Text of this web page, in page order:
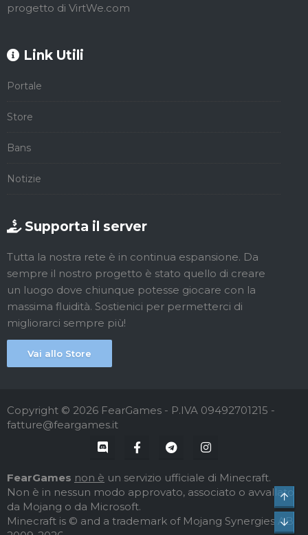
progetto di VirtWe.com
Link Utili
Portale
Store
Bans
Notizie
Supporta il server
Tutta la nostra rete è in continua espansione. Da
sempre il nostro progetto è stato quello di creare
un luogo dove chiunque potesse giocare con la
massima fluidità. Sostienici per permetterci di
migliorarci sempre più!
Vai allo Store
Copyright © 2026 FearGames - P.IVA 09492701215 -
fatture@feargames.it
FearGames non è un servizio ufficiale di Minecraft.
Non è in nessun modo approvato, associato o avvallato
da Mojang o da Microsoft.
Minecraft is © and a trademark of Mojang Synergies AB
Top